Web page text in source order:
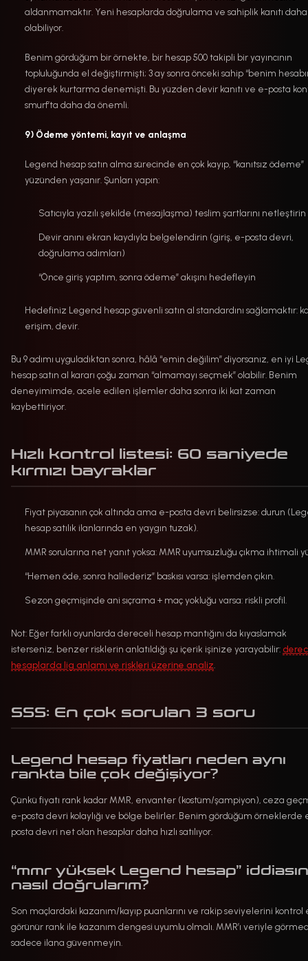
aldanmamaktır. Yeni hesaplarda doğrulama ve sahiplik kanıtı daha
olabiliyor.
Benim gördüğüm bir örnekte, bir hesap 500 takipli bir yayıncının
topluluğunda el değiştirmişti; 3 ay sonra önceki sahip “benim
diyerek kurtarma denemişti. Bu yüzden devir kanıtı ve e-posta
smurf’ta daha da önemli.
9) Ödeme yöntemi, kayıt ve anlaşma
Legend hesap satın alma sürecinde en çok kayıp, “kanıtsız ödeme”
yüzünden yaşanır. Şunları yapın:
Satıcıyla yazılı şekilde (mesajlaşma) teslim şartlarını netleştirin
Devir anını ekran kaydıyla belgelendirin (giriş, e-posta devri,
doğrulama adımları)
“Önce giriş yaptım, sonra ödeme” akışını hedefleyin
Hedefiniz Legend hesap güvenli satın al standardını sağlamaktır:
erişim, devir.
Bu 9 adımı uyguladıktan sonra, hâlâ “emin değilim” diyorsanız, en iyi
hesap satın al kararı çoğu zaman “almamayı seçmek” olabilir. Benim
deneyimimde, acele edilen işlemler daha sonra iki kat zaman
kaybettiriyor.
Hızlı kontrol listesi: 60 saniyede
kırmızı bayraklar
Fiyat piyasanın çok altında ama e-posta devri belirsizse: durun
hesap satılık ilanlarında en yaygın tuzak).
MMR sorularına net yanıt yoksa: MMR uyumsuzluğu çıkma ihtimali
“Hemen öde, sonra hallederiz” baskısı varsa: işlemden çıkın.
Sezon geçmişinde ani sıçrama + maç yokluğu varsa: riskli profil.
Not: Eğer farklı oyunlarda dereceli hesap mantığını da kıyaslamak
isterseniz, benzer risklerin anlatıldığı şu içerik işinize yarayabilir:
hesaplarda lig anlamı ve riskleri üzerine analiz
SSS: En çok sorulan 3 soru
Legend hesap fiyatları neden aynı
rankta bile çok değişiyor?
Çünkü fiyatı rank kadar MMR, envanter (kostüm/şampiyon), ceza
e-posta devri kolaylığı ve bölge belirler. Benim gördüğüm örneklerde
posta devri net olan hesaplar daha hızlı satılıyor.
“mmr yüksek Legend hesap”
nasıl doğrularım?
Son maçlardaki kazanım/kayıp puanlarını ve rakip seviyelerini kontrol
görünür rank ile kazanım dengesi uyumlu olmalı. MMR’ı veriyle
sadece ilana güvenmeyin.